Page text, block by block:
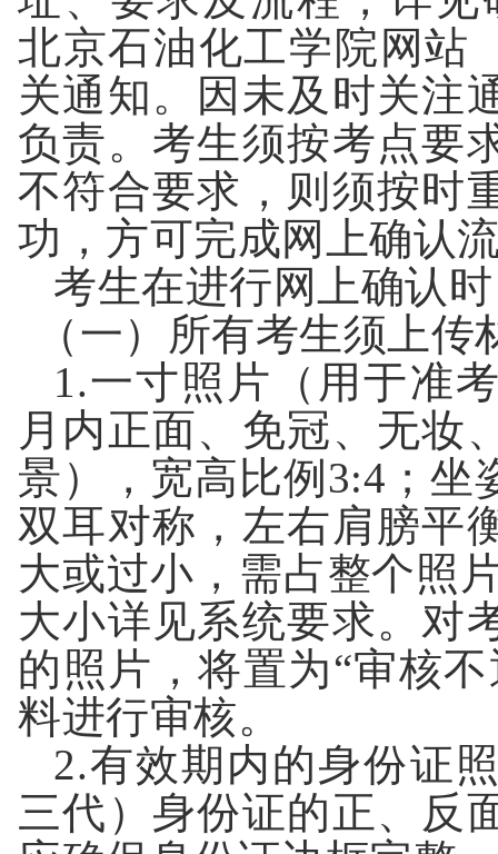
北京石油化工学院 网站
关通知。因未及时关注
负责。考生须按考点要
不符合要求，则须按时
功，方可完成网上确认
考生在进行网上确认
（一）所有考生须上传
1.一寸照片（用于准
月内正面、免冠、无妆
景），宽高比例 3:4 ；
双耳对称，左右肩膀平
大或过小，需占整个照
大小详见系统要求。对
的照片，将置为“审核
料进行审核。
2.有效期内的身份证
三代）身份证的正、反